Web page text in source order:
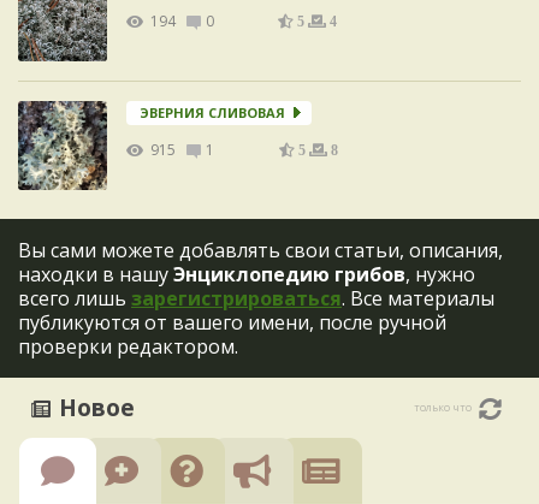
194 0 5 4
ЭВЕРНИЯ СЛИВОВАЯ
915 1 5 8
Вы сами можете добавлять свои статьи, описания,
находки в нашуЭнциклопедию грибов, нужно
всего лишь зарегистрироваться. Все материалы
публикуются от вашего имени, после ручной
проверки редактором.
Новое только что